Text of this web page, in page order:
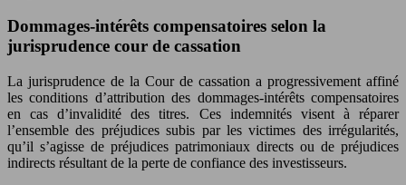
Dommages-intérêts compensatoires selon la
jurisprudence cour de cassation
La jurisprudence de la Cour de cassation a progressivement affiné
les conditions d’attribution des dommages-intérêts compensatoires
en cas d’invalidité des titres. Ces indemnités visent à réparer
l’ensemble des préjudices subis par les victimes des irrégularités,
qu’il s’agisse de préjudices patrimoniaux directs ou de préjudices
indirects résultant de la perte de confiance des investisseurs.